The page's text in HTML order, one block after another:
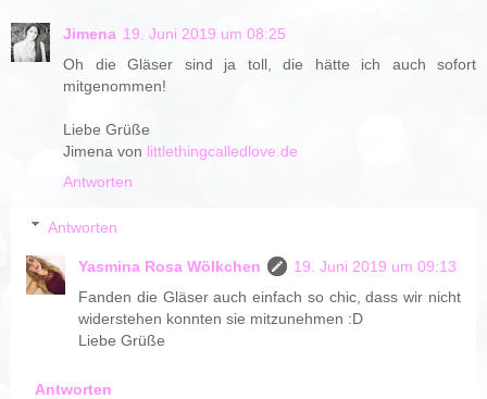
Jimena 19. Juni 2019 um 08:25
Oh die Gläser sind ja toll, die hätte ich auch sofort
mitgenommen!
Liebe Grüße
Jimena von littlethingcalledlove.de
Antworten
Antworten
Yasmina Rosa Wölkchen
19. Juni 2019 um 09:13
Fanden die Gläser auch einfach so chic, dass wir nicht
widerstehen konnten sie mitzunehmen :D
Liebe Grüße
Antworten